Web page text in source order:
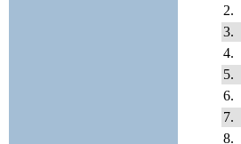
2.
3.
4.
5.
6.
7.
8.